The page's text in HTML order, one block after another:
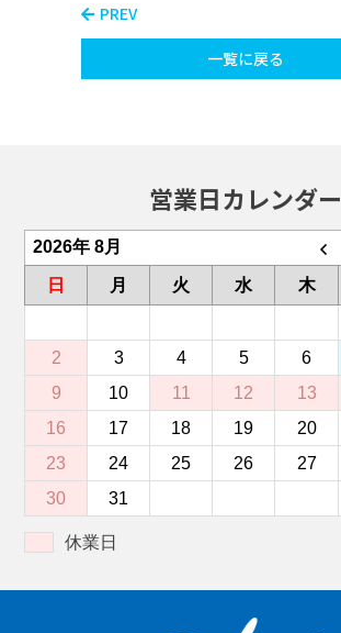
PREV
一覧に戻る
営業日カレンダー
2026年 8月
日 月 火 水 木
2
3 4 5 6
9
10 11 12 13
16
17 18 19 20
23
24 25 26 27
30
31
休業日